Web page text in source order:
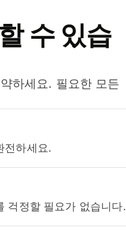
수 있습
하세요. 필요한 모든
전하세요.
걱정할 필요가 없습니다.